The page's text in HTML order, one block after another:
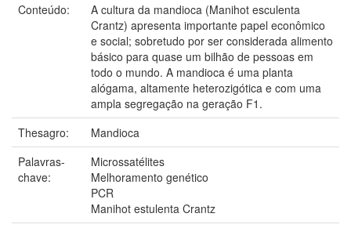
Conteúdo:
A cultura da mandioca (Manihot esculenta
Crantz) apresenta importante papel econômico
e social; sobretudo por ser considerada alimento
básico para quase um bilhão de pessoas em
todo o mundo. A mandioca é uma planta
alógama, altamente heterozigótica e com uma
ampla segregação na geração F1.
Thesagro:
Mandioca
Palavras-
chave:
Microssatélites
Melhoramento genético
PCR
Manihot estulenta Crantz